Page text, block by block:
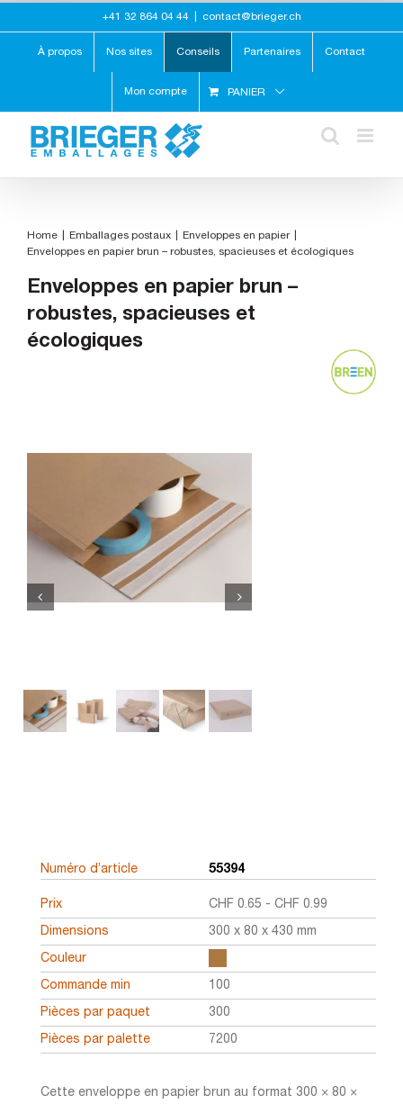
content
+41 32 864 04 44 contact@brieger.ch
À propos Nos sites Conseils Partenaires Contact
Mon compte PANIER
Home Emballages postaux
Enveloppes en papier
Enveloppes en papier brun – robustes, spacieuses et écologiques
Enveloppes en papier brun –
robustes, spacieuses et
écologiques
Numéro d’article 55394
Prix CHF 0.65 - CHF 0.99
Dimensions 300 x 80 x 430 mm
Couleur
Commande min 100
Pièces par paquet 300
Pièces par palette 7200
Cette enveloppe en papier brun au format 300 × 80 ×